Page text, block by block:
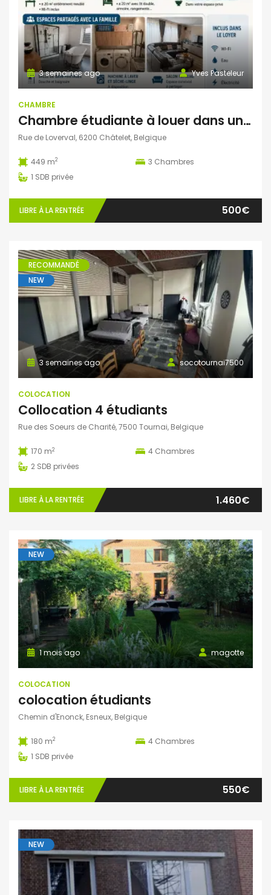
Yves Pasteleur
3 semaines ago
CHAMBRE
Chambre étudiante à louer dans une ambiance familiale – Châtelet
Rue de Loverval, 6200 Châtelet, Belgique
449 m2 3 Chambres
1 SDB privée
LIBRE À LA RENTRÉE 500€
RECOMMANDÉ
NEW
socotournai7500
3 semaines ago
COLOCATION
Collocation 4 étudiants
Rue des Soeurs de Charité, 7500 Tournai, Belgique
170 m2 4 Chambres
2 SDB privées
LIBRE À LA RENTRÉE 1.460€
NEW
magotte
1 mois ago
COLOCATION
colocation étudiants
Chemin d'Enonck, Esneux, Belgique
180 m2 4 Chambres
1 SDB privée
LIBRE À LA RENTRÉE 550€
NEW